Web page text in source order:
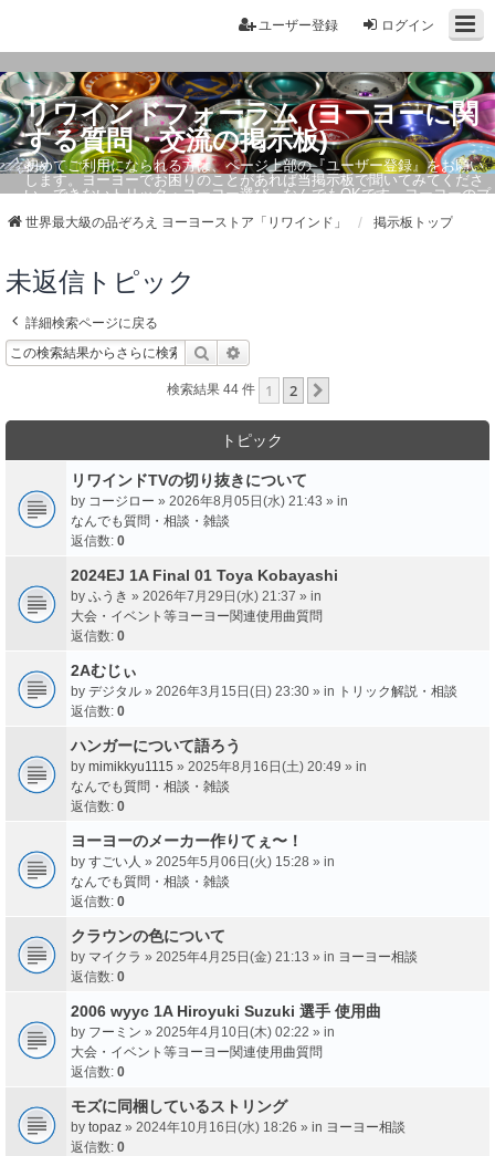
ログイン
ユーザー登録
リワインドフォーラム (ヨーヨーに関
する質問・交流の掲示板)
初めてご利用になられる方は、ページ上部の『ユーザー登録』をお願い
します。ヨーヨーでお困りのことがあれば当掲示板で聞いてみてくださ
い。できないトリック・ヨーヨー選び、なんでもOKです。ヨーヨーのプ
世界最大級の品ぞろえ ヨーヨーストア「リワインド」 掲示板トップ
未返信トピック
詳細検索ページに戻る
検索
検索結果 44 件 1 2
トピック
リワインドTVの切り抜きについて
by コージロー » 2026年8月05日(水) 21:43 » in
なんでも質問・相談・雑談
返信数: 0
2024EJ 1A Final 01 Toya Kobayashi
by ふうき » 2026年7月29日(水) 21:37 » in
大会・イベント等ヨーヨー関連使用曲質問
返信数: 0
2Aむじぃ
by デジタル » 2026年3月15日(日) 23:30 » in トリック解説・相談
返信数: 0
ハンガーについて語ろう
by mimikkyu1115 » 2025年8月16日(土) 20:49 » in
なんでも質問・相談・雑談
返信数: 0
ヨーヨーのメーカー作りてぇ〜！
by すごい人 » 2025年5月06日(火) 15:28 » in
なんでも質問・相談・雑談
返信数: 0
クラウンの色について
by マイクラ » 2025年4月25日(金) 21:13 » in ヨーヨー相談
返信数: 0
2006 wyyc 1A Hiroyuki Suzuki 選手 使用曲
by フーミン » 2025年4月10日(木) 02:22 » in
大会・イベント等ヨーヨー関連使用曲質問
返信数: 0
モズに同梱しているストリング
by topaz » 2024年10月16日(水) 18:26 » in ヨーヨー相談
返信数: 0